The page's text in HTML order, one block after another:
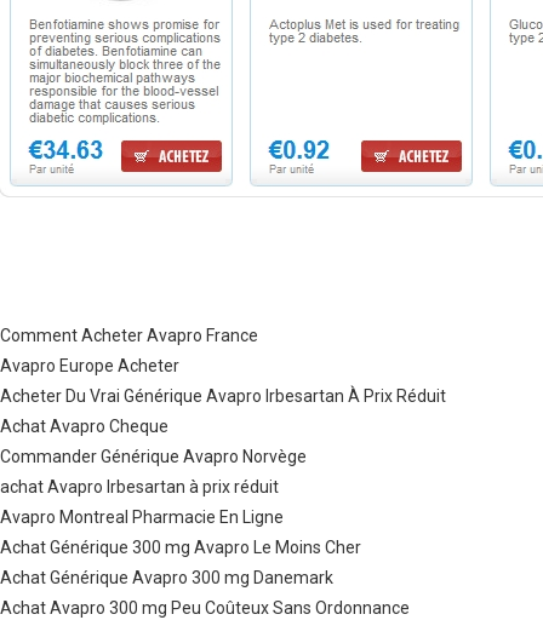
Comment Acheter Avapro France
Avapro Europe Acheter
Acheter Du Vrai Générique Avapro Irbesartan À Prix Réduit
Achat Avapro Cheque
Commander Générique Avapro Norvège
achat Avapro Irbesartan à prix réduit
Avapro Montreal Pharmacie En Ligne
Achat Générique 300 mg Avapro Le Moins Cher
Achat Générique Avapro 300 mg Danemark
Achat Avapro 300 mg Peu Coûteux Sans Ordonnance